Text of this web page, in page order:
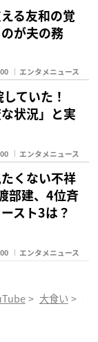
る友和の覚
が夫の務
エンタメニュース
ていた！
状況」と実
エンタメニュース
くない不祥
部建、4位斉
スト3は？
エンタメニュース
> 大食い > 登